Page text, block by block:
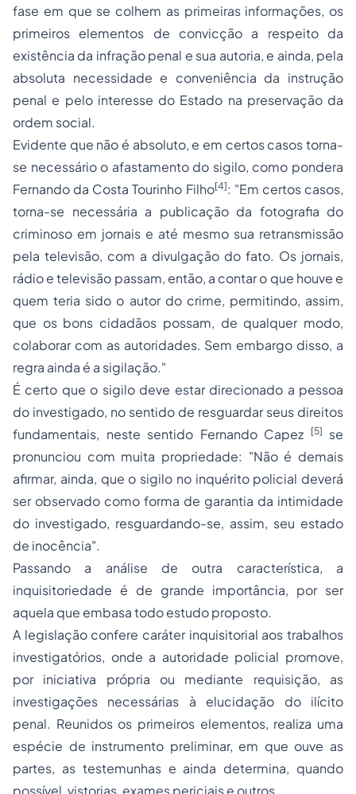
fase em que se colhem as primeiras informações, os
primeiros elementos de convicção a respeito da
existência da infração penal e sua autoria, e ainda, pela
absoluta necessidade e conveniência da instrução
penal e pelo interesse do Estado na preservação da
ordem social.
Evidente que não é absoluto, e em certos casos torna-
se necessário o afastamento do sigilo, como pondera
Fernando da Costa Tourinho Filho[4]: "Em certos casos,
torna-se necessária a publicação da fotografia do
criminoso em jornais e até mesmo sua retransmissão
pela televisão, com a divulgação do fato. Os jornais,
rádio e televisão passam, então, a contar o que houve e
quem teria sido o autor do crime, permitindo, assim,
que os bons cidadãos possam, de qualquer modo,
colaborar com as autoridades. Sem embargo disso, a
regra ainda é a sigilação."
É certo que o sigilo deve estar direcionado a pessoa
do investigado, no sentido de resguardar seus direitos
fundamentais, neste sentido Fernando Capez
[5]
se
pronunciou com muita propriedade: "Não é demais
afirmar, ainda, que o sigilo no inquérito policial deverá
ser observado como forma de garantia da intimidade
do investigado, resguardando-se, assim, seu estado
de inocência".
Passando a análise de outra característica, a
inquisitoriedade é de grande importância, por ser
aquela que embasa todo estudo proposto.
A legislação confere caráter inquisitorial aos trabalhos
investigatórios, onde a autoridade policial promove,
por iniciativa própria ou mediante requisição, as
investigações necessárias à elucidação do ilícito
penal. Reunidos os primeiros elementos, realiza uma
espécie de instrumento preliminar, em que ouve as
partes, as testemunhas e ainda determina, quando
possível, vistorias, exames periciais e outros.